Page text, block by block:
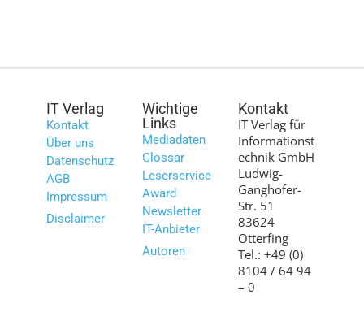
IT Verlag
Kontakt
Über uns
Datenschutz
AGB
Impressum
Disclaimer
Wichtige
Links
Mediadaten
Glossar
Leserservice
Award
Newsletter
IT-Anbieter
Autoren
Kontakt
IT Verlag für
Informationst
echnik GmbH
Ludwig-
Ganghofer-
Str. 51
83624
Otterfing
Tel.: +49 (0)
8104 / 64 94
– 0